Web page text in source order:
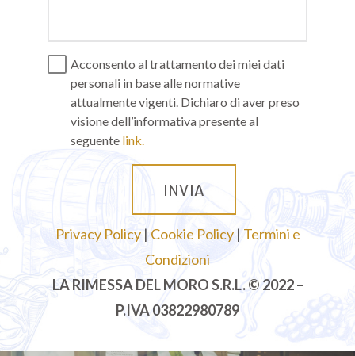
Acconsento al trattamento dei miei dati
personali in base alle normative
attualmente vigenti. Dichiaro di aver preso
visione dell’informativa presente al
seguente link.
Privacy Policy| Cookie Policy| Termini e
Condizioni
LA RIMESSA DEL MORO S.R.L. © 2022 –
P.IVA 03822980789